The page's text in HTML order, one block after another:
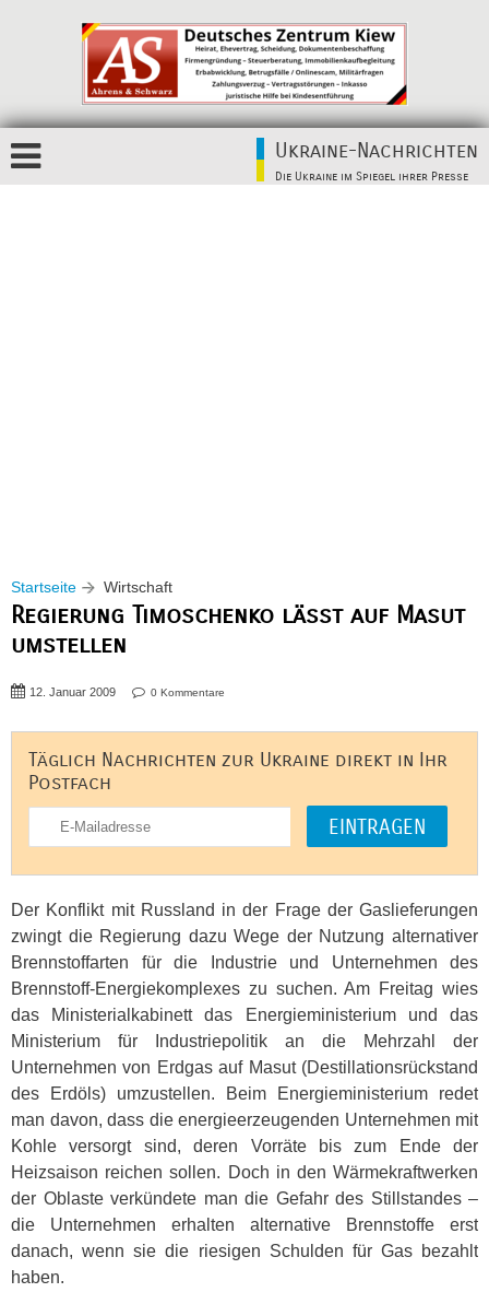
Ukraine-Nachrichten
Die Ukraine im Spiegel ihrer Presse
Startseite Wirtschaft
Regierung Timoschenko lässt auf Masut
umstellen
12. Januar 2009 0 Kommentare
Täglich Nachrichten zur Ukraine direkt in Ihr
Postfach
Der Konflikt mit Russland in der Frage der Gaslieferungen
zwingt die Regierung dazu Wege der Nutzung alternativer
Brennstoffarten für die Industrie und Unternehmen des
Brennstoff-Energiekomplexes zu suchen. Am Freitag wies
das Ministerialkabinett das Energieministerium und das
Ministerium für Industriepolitik an die Mehrzahl der
Unternehmen von Erdgas auf Masut (Destillationsrückstand
des Erdöls) umzustellen. Beim Energieministerium redet
man davon, dass die energieerzeugenden Unternehmen mit
Kohle versorgt sind, deren Vorräte bis zum Ende der
Heizsaison reichen sollen. Doch in den Wärmekraftwerken
der Oblaste verkündete man die Gefahr des Stillstandes –
die Unternehmen erhalten alternative Brennstoffe erst
danach, wenn sie die riesigen Schulden für Gas bezahlt
haben.